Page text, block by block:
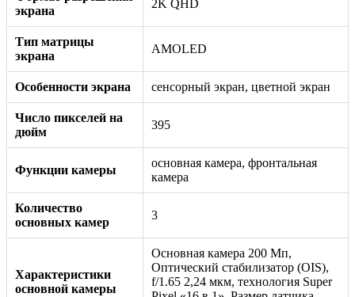
экрана
2K QHD
Тип матрицы
экрана
AMOLED
Особенности экрана сенсорный экран, цветной экран
Число пикселей на
дюйм
395
Функции камеры
основная камера, фронтальная
камера
Количество
основных камер
3
Характеристики
основной камеры
Основная камера 200 Мп,
Оптический стабилизатор (OIS),
f/1.65 2,24 мкм, технология Super